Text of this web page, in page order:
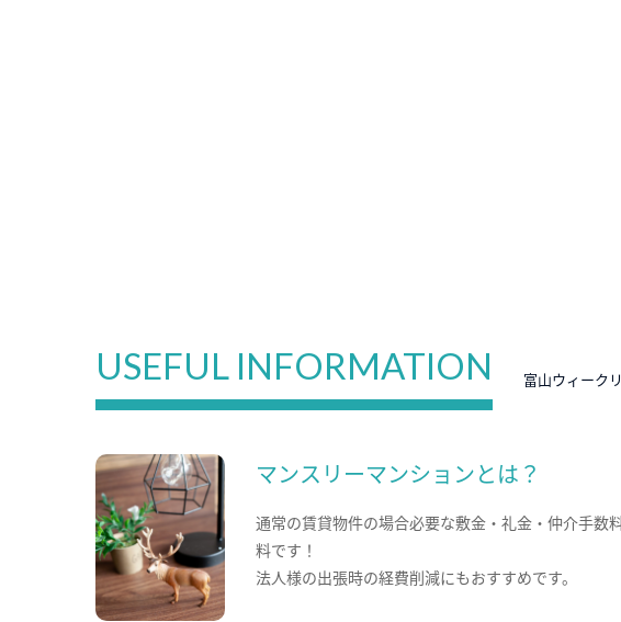
USEFUL INFORMATION 富山ウィーク
マンスリーマンションとは？
通常の賃貸物件の場合必要な敷金・礼金・仲介手数
料です！
法人様の出張時の経費削減にもおすすめです。